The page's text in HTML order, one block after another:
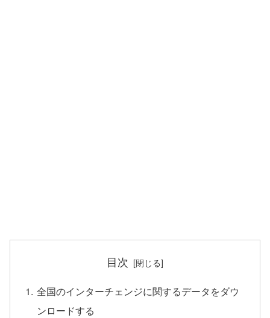
目次
全国のインターチェンジに関するデータをダウ
ンロードする